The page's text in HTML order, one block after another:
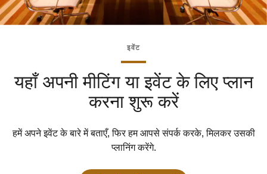
इवेंट
यहाँ अपनी मीटिंग या इवेंट के लिए प्लान
करना शुरू करें
हमें अपने इवेंट के बारे में बताएँ, फिर हम आपसे संपर्क करके, मिलकर उसकी
प्लानिंग करेंगे.